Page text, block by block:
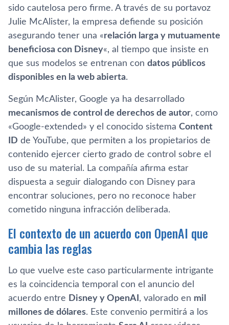
sido cautelosa pero firme. A través de su portavoz
Julie McAlister, la empresa defiende su posición
asegurando tener una «relación larga y mutuamente
beneficiosa con Disney«, al tiempo que insiste en
que sus modelos se entrenan con datos públicos
disponibles en la web abierta.
Según McAlister, Google ya ha desarrollado
mecanismos de control de derechos de autor, como
«Google-extended» y el conocido sistema Content
ID de YouTube, que permiten a los propietarios de
contenido ejercer cierto grado de control sobre el
uso de su material. La compañía afirma estar
dispuesta a seguir dialogando con Disney para
encontrar soluciones, pero no reconoce haber
cometido ninguna infracción deliberada.
El contexto de un acuerdo con OpenAI que
cambia las reglas
Lo que vuelve este caso particularmente intrigante
es la coincidencia temporal con el anuncio del
acuerdo entre Disney y OpenAI , valorado en mil
millones de dólares. Este convenio permitirá a los